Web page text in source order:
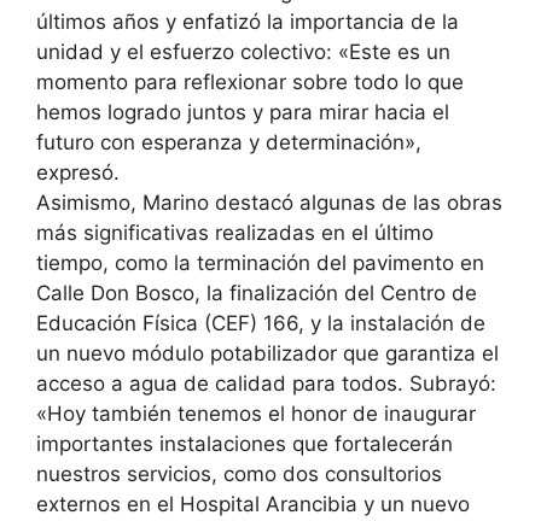
últimos años y enfatizó la importancia de la
unidad y el esfuerzo colectivo: «Este es un
momento para reflexionar sobre todo lo que
hemos logrado juntos y para mirar hacia el
futuro con esperanza y determinación»,
expresó.
Asimismo, Marino destacó algunas de las obras
más significativas realizadas en el último
tiempo, como la terminación del pavimento en
Calle Don Bosco, la finalización del Centro de
Educación Física (CEF) 166, y la instalación de
un nuevo módulo potabilizador que garantiza el
acceso a agua de calidad para todos. Subrayó:
«Hoy también tenemos el honor de inaugurar
importantes instalaciones que fortalecerán
nuestros servicios, como dos consultorios
externos en el Hospital Arancibia y un nuevo